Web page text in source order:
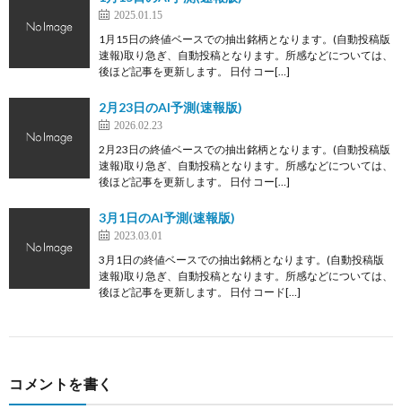
2025.01.15
1月15日の終値ベースでの抽出銘柄となります。(自動投稿版
速報)取り急ぎ、自動投稿となります。所感などについては、
後ほど記事を更新します。 日付 コー[…]
2月23日のAI予測(速報版)
2026.02.23
2月23日の終値ベースでの抽出銘柄となります。(自動投稿版
速報)取り急ぎ、自動投稿となります。所感などについては、
後ほど記事を更新します。 日付 コー[…]
3月1日のAI予測(速報版)
2023.03.01
3月1日の終値ベースでの抽出銘柄となります。(自動投稿版
速報)取り急ぎ、自動投稿となります。所感などについては、
後ほど記事を更新します。 日付 コード[…]
コメントを書く